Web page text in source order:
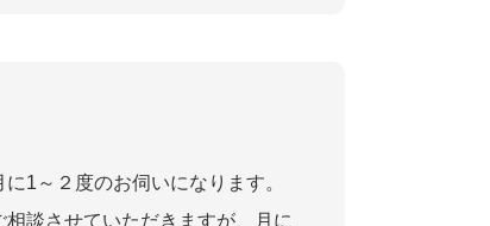
1～２度のお伺いになります。
談させていただきますが、月に